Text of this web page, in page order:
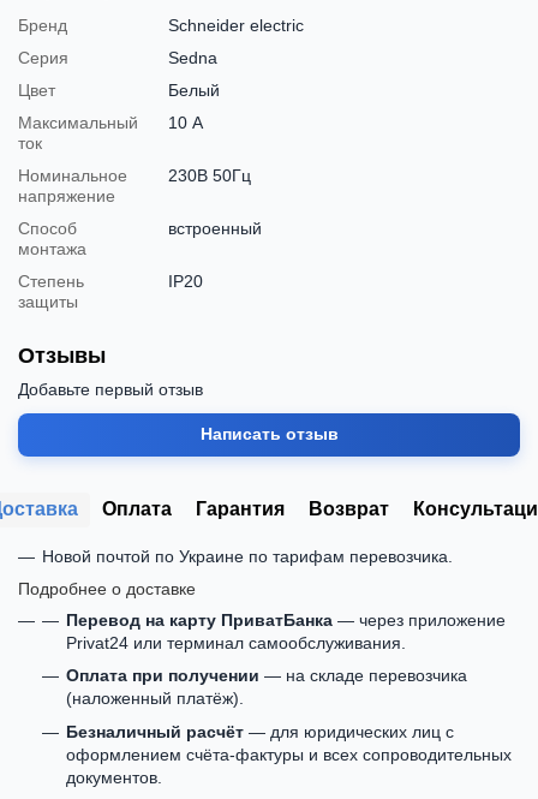
Бренд
Schneider electric
Серия
Sedna
Цвет
Белый
Максимальный
ток
10 А
Номинальное
напряжение
230В 50Гц
Способ
монтажа
встроенный
Степень
защиты
IP20
Отзывы
Добавьте первый отзыв
Написать отзыв
Оплата Гарантия Возврат
Новой почтой по Украине по тарифам перевозчика.
Подробнее о доставке
Перевод на карту ПриватБанка — через приложение
Privat24 или терминал самообслуживания.
Оплата при получении — на складе перевозчика
(наложенный платёж).
Безналичный расчёт — для юридических лиц с
оформлением счёта-фактуры и всех сопроводительных
документов.